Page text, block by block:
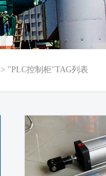
> "PLC控制柜"TAG列表